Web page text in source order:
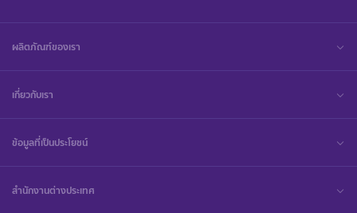
ผลิตภัณฑ์ของเรา
เกี่ยวกับเรา
ข้อมูลที่เป็นประโยชน์
สำนักงานต่างประเทศ